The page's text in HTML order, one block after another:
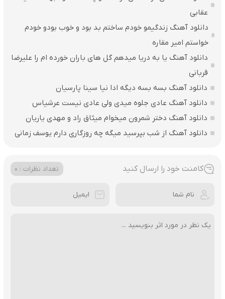
عقابی
دانلود آهنگ زندگیمو خودم ساختم بد بود و خوب بودو خودم
خواستم امیر مقاره
دانلود آهنگ یا به دریا میدهم گل های باران‌ خورده ام را علیرضا
قربانی
دانلود آهنگ بسه بسه دیگه ادا نیا سینا پارسیان
دانلود آهنگ عادی جلوه میدی ولی عادی نیست عرشیاس
دانلود آهنگ دختر شمرون میخوام میثاق راد و مهدی یاریان
دانلود آهنگ از شب بپرسید میگه چه روزگاری دارم یوسف زمانی
کامنت خود را ارسال کنید تعداد نظرات : 0